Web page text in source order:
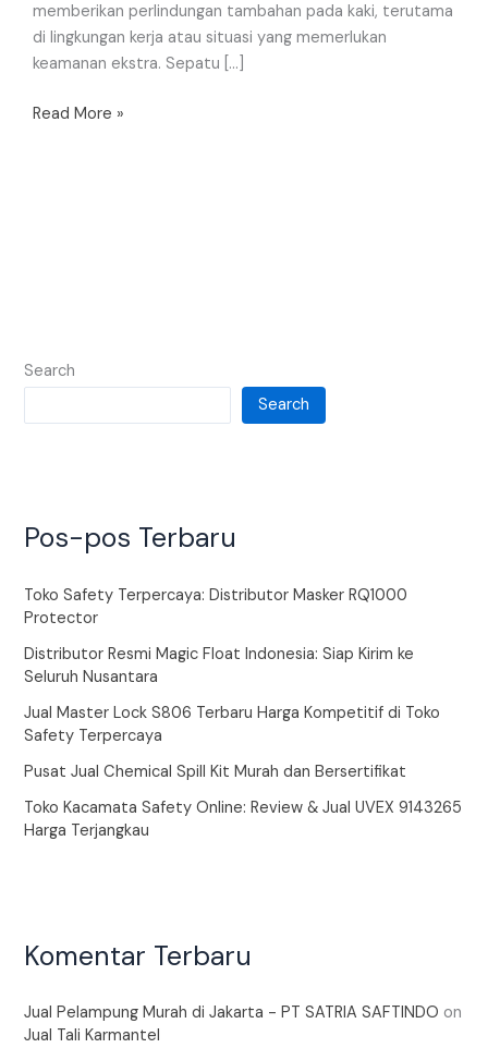
memberikan perlindungan tambahan pada kaki, terutama
di lingkungan kerja atau situasi yang memerlukan
keamanan ekstra. Sepatu […]
Read More »
Search
Search
Pos-pos Terbaru
Toko Safety Terpercaya: Distributor Masker RQ1000
Protector
Distributor Resmi Magic Float Indonesia: Siap Kirim ke
Seluruh Nusantara
Jual Master Lock S806 Terbaru Harga Kompetitif di Toko
Safety Terpercaya
Pusat Jual Chemical Spill Kit Murah dan Bersertifikat
Toko Kacamata Safety Online: Review & Jual UVEX 9143265
Harga Terjangkau
Komentar Terbaru
Jual Pelampung Murah di Jakarta - PT SATRIA SAFTINDO on
Jual Tali Karmantel